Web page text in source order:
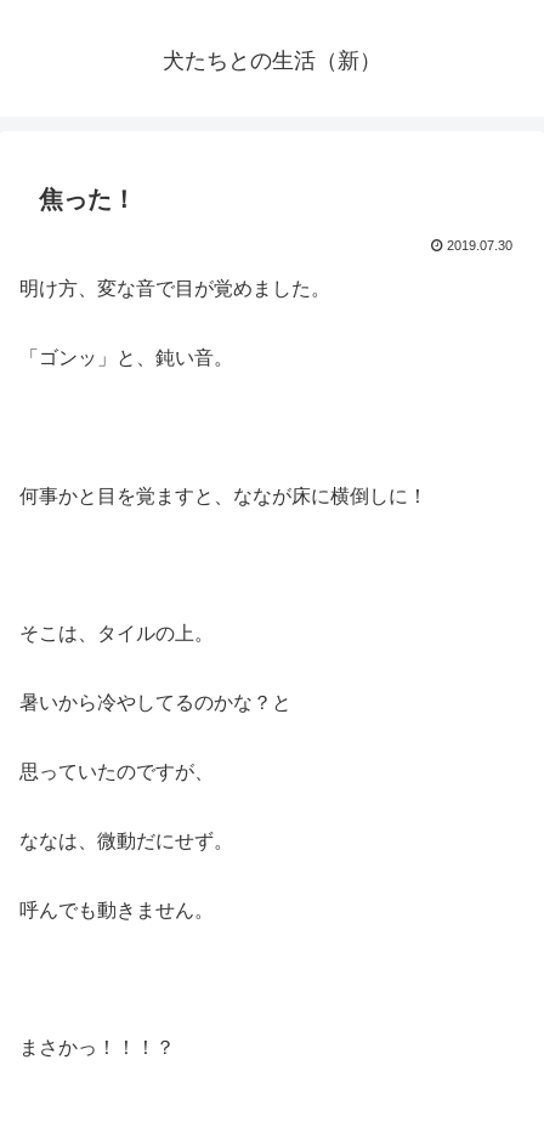
犬たちとの生活（新）
焦った！
2019.07.30
明け方、変な音で目が覚めました。
「ゴンッ」と、鈍い音。
何事かと目を覚ますと、ななが床に横倒しに！
そこは、タイルの上。
暑いから冷やしてるのかな？と
思っていたのですが、
ななは、微動だにせず。
呼んでも動きません。
まさかっ！！！？